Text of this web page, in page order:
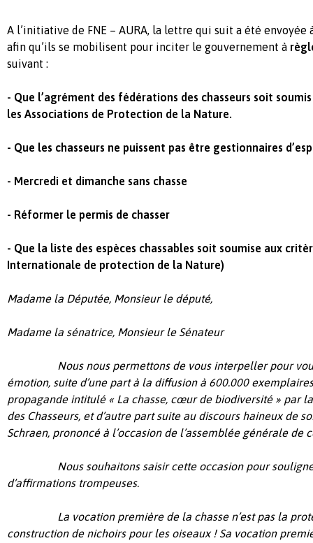
A l’initiative de FNE – AURA, la lettre qui suit a été envoyée
afin qu’ils se mobilisent pour inciter le gouvernement à
suivant :
- Que l’agrément des fédérations des chasseurs soit
les Associations de Protection de la Nature.
- Que les chasseurs ne puissent pas être gestionnaires
- Mercredi et dimanche sans chasse
- Réformer le permis de chasser
- Que la liste des espèces chassables soit soumise aux
Internationale de protection de la Nature)
Madame la Députée, Monsieur le député,
Madame la sénatrice, Monsieur le Sénateur
Nous nous permettons de vous interpeller pour
émotion, suite d’une part à la diffusion à 600.000
propagande intitulé « La chasse, cœur de biodiversité » par
des Chasseurs, et d’autre part suite au discours haineux de
Schraen, prononcé à l’occasion de l’assemblée générale de
Nous souhaitons saisir cette occasion pour
d’affirmations trompeuses.
La vocation première de la chasse n’est pas la
construction de nichoirs pour les oiseaux ! Sa vocation